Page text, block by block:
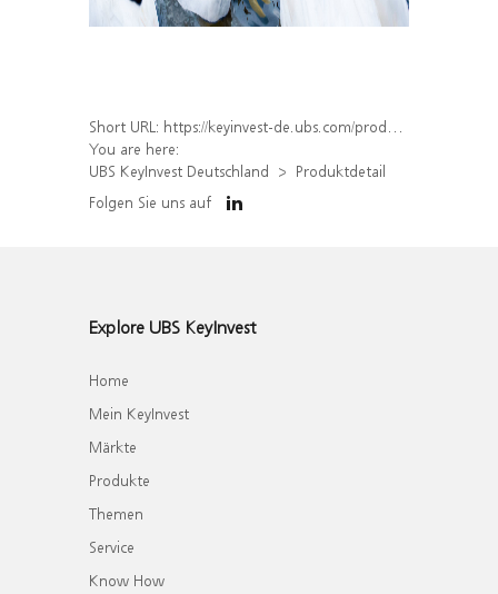
Short URL: https://keyinvest-de.ubs.com/produkt/detail/index/isin/DE000WA4TAV9
You are here:
UBS KeyInvest Deutschland
Produktdetail
Folgen Sie uns auf
Explore UBS KeyInvest
Home
Mein KeyInvest
Märkte
Produkte
Themen
Service
Know How